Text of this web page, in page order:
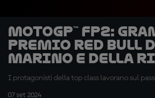
MotoGP™ FP2:
Premio Red Bull
Marino e della
di Rimini
I protagonisti della top class lavorano sul
07 set 2024